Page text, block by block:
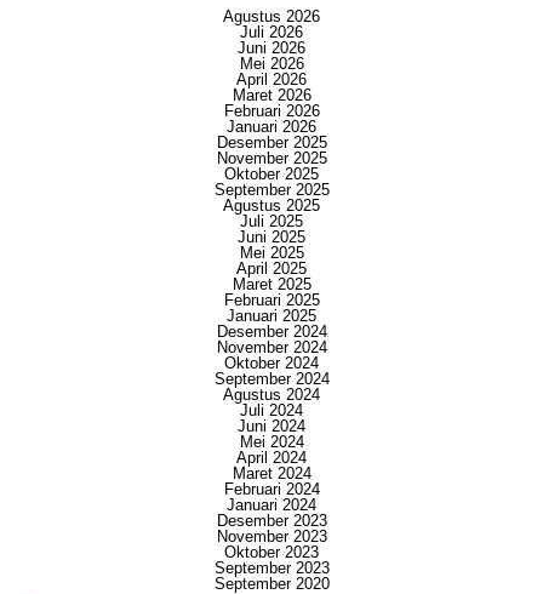
Agustus 2026
Juli 2026
Juni 2026
Mei 2026
April 2026
Maret 2026
Februari 2026
Januari 2026
Desember 2025
November 2025
Oktober 2025
September 2025
Agustus 2025
Juli 2025
Juni 2025
Mei 2025
April 2025
Maret 2025
Februari 2025
Januari 2025
Desember 2024
November 2024
Oktober 2024
September 2024
Agustus 2024
Juli 2024
Juni 2024
Mei 2024
April 2024
Maret 2024
Februari 2024
Januari 2024
Desember 2023
November 2023
Oktober 2023
September 2023
September 2020